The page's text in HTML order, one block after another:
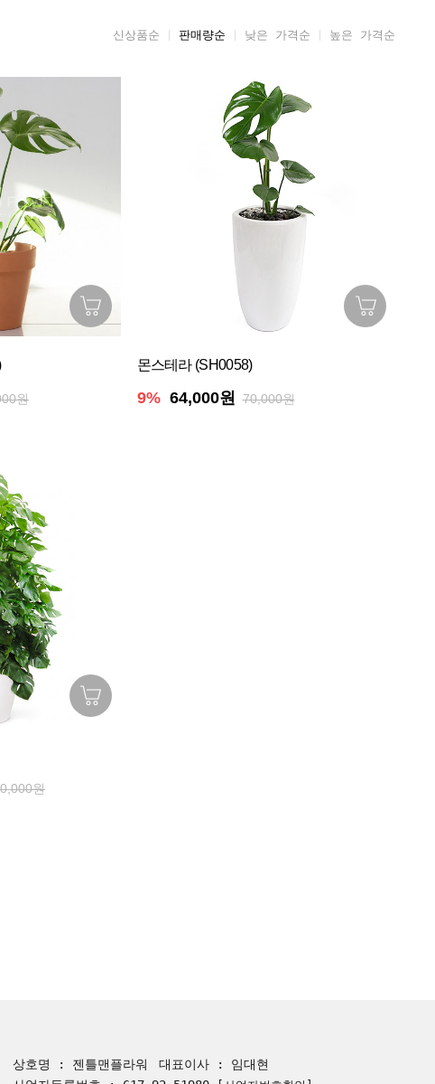
신상품순 판매량순 낮은 가격순 높은 가격순
원
몬스테라 (SH0058)
9% 64,000원 70,000원
원
상호명 : 젠틀맨플라워
대표이사 : 임대현